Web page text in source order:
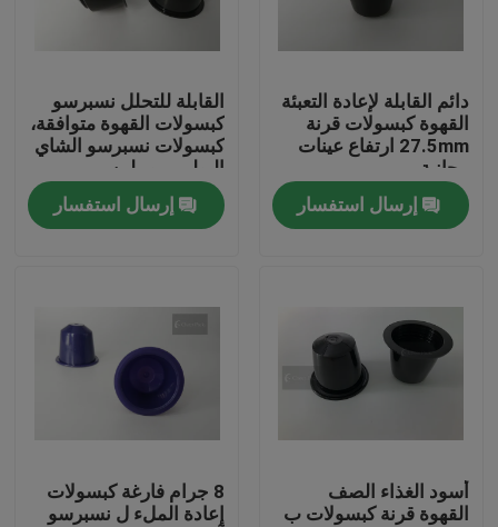
فيديوهات
عنّا
جولة في المصنع
مراقبة الجودة
أخبار
اطلب اقتباس
البلاستيك صنبور قبعات
غطاء زجاجة بلاستيكية
دائم القابلة لإعادة التعبئة
القهوة كبسولات قرنة
27.5mm ارتفاع عينات
مجانية
إرسال استفسار
القابلة للتحلل نسبرسو
كبسولات القهوة متوافقة،
كبسولات نسبرسو الشاي
البولي بروبيلين
إرسال استفسار
أسود الغذاء الصف
القهوة قرنة كبسولات ب
8 جرام فارغة كبسولات
إعادة الملء ل نسبرسو